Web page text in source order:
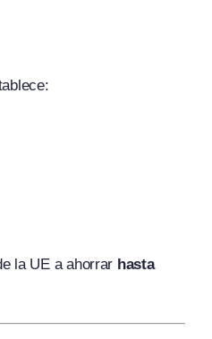
la UE a ahorrar hasta